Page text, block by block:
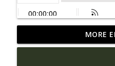
#80 Die Zukunft
Mutstifter Podcast
MORE